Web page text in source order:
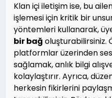
Klan içi iletişim ise, bu
işlemesi için kritik bir
yöntemleri kullanarak,
bir bağ oluşturabilirsiniz.
platformlar üzerinden
sağlamak, anlık bilgi
kolaylaştırır. Ayrıca,
herkesin fikirlerini